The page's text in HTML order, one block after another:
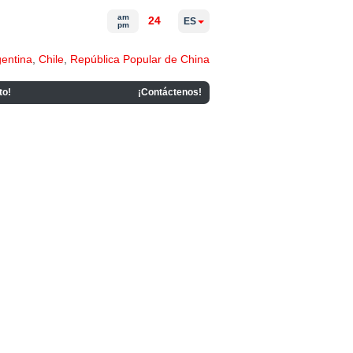
Chile República Popular de China
¡Contáctenos!
am
pm
24 ES